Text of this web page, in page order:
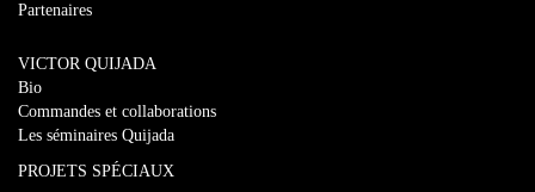
Partenaires
VICTOR QUIJADA
Bio
Commandes et collaborations
Les séminaires Quijada
PROJETS SPÉCIAUX